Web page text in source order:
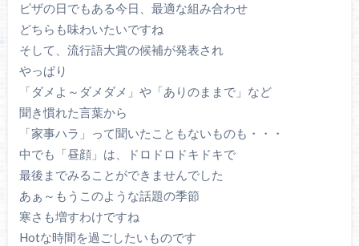
ピザの日でもある今日、最適な組み合わせ
どちらも味わいたいですね
そして、流行語大賞の候補が発表され
やっぱり
「ダメよ～ダメダメ」や「ありのままで」など
聞き慣れた言葉から
「家事ハラ」って聞いたこともないものも・・・
中でも「昼顔」は、ドロドロドキドキで
最後までみることができませんでした
あぁ～もうこのような話題の季節
寒さも増すわけですね
Hotな時間を過ごしたいものです